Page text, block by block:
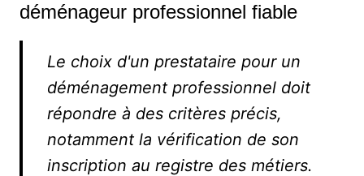
déménageur professionnel fiable
Le choix d'un prestataire pour un
déménagement professionnel doit
répondre à des critères précis,
notamment la vérification de son
inscription au registre des métiers.